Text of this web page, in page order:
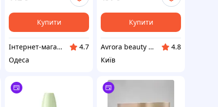
Купити
Інтернет-магазин Million Nails
4.7
Одеса
Купити
Avrora beauty market
4.8
Київ